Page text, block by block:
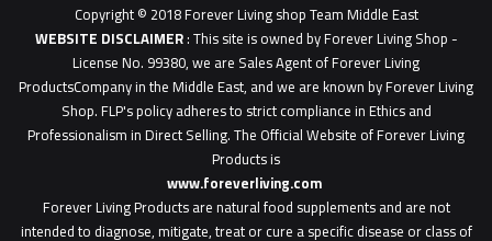
Copyright © 2018 Forever Living shop Team Middle East
WEBSITE DISCLAIMER: This site is owned by Forever Living Shop -
License No. 99380, we are Sales Agent of Forever Living
ProductsCompany in the Middle East, and we are known by Forever Living
Shop. FLP's policy adheres to strict compliance in Ethics and
Professionalism in Direct Selling. The Official Website of Forever Living
Products is
www.foreverliving.com
Forever Living Products are natural food supplements and are not
intended to diagnose, mitigate, treat or cure a specific disease or class of